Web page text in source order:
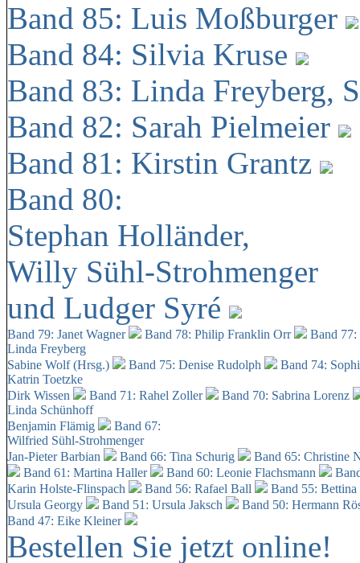
Band 85: Luis Moßburger
Band 84: Silvia Kruse
Band 83: Linda Freyberg,
Band 82: Sarah Pielmeier
Band 81: Kirstin Grantz
Band 80:
Stephan Holländer,
Willy Sühl-Strohmenger
und Ludger Syré
Band 79: Janet Wagner Band 78: Philip Franklin Orr
Band
Linda Freyberg
Sabine Wolf (Hrsg.)
Band 75: Denise Rudolph
Band 74:
Katrin Toetzke
Dirk Wissen
Band 71: Rahel Zoller
Band 70: Sabrina Lorenz
Linda Schünhoff
Benjamin Flämig
Band 67:
Wilfried Sühl-Strohmenger
Jan-Pieter Barbian
Band 66: Tina Schurig
Band 65: Christine
Band 61: Martina Haller
Band 60: Leonie Flachsmann
Karin Holste-Flinspach
Band 56: Rafael Ball
Band 55:
Ursula Georgy
Band 51: Ursula Jaksch Band 50: Hermann
Band 47: Eike Kleiner
Bestellen Sie jetzt online!